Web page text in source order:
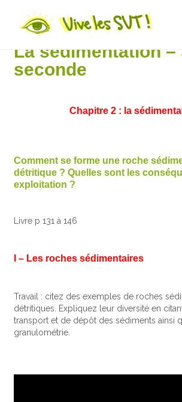
Lycée
La sédimentation –
seconde
Chapitre 2 : la
Comment se forme une roche
détritique ? Quelles sont les
exploitation ?
Livre p 131 à 146
I – Les roches sédimentaires
Travail : citez des exemples de roches
détritiques. Expliquez leur diversité en
transport et de dépôt des sédiments ainsi
granulométrie.